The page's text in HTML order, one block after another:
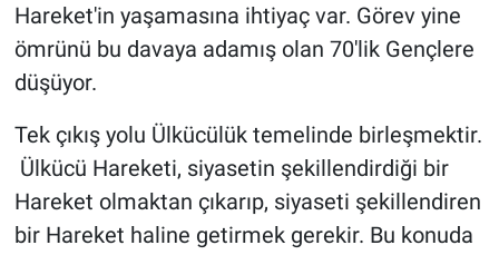
Hareket'in yaşamasına ihtiyaç var. Görev yine
ömrünü bu davaya adamış olan 70'lik Gençlere
düşüyor.
Tek çıkış yolu Ülkücülük temelinde birleşmektir.
Ülkücü Hareketi, siyasetin şekillendirdiği bir
Hareket olmaktan çıkarıp, siyaseti şekillendiren
bir Hareket haline getirmek gerekir. Bu konuda